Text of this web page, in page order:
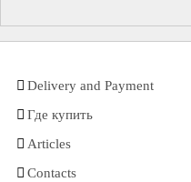
Delivery and Payment
Где купить
Articles
Contacts